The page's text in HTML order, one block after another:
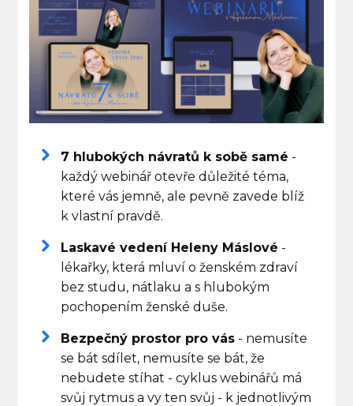
7 hlubokých návratů k sobě samé -
každý webinář otevře důležité téma,
které vás jemně, ale pevně zavede blíž
k vlastní pravdě.
Laskavé vedení Heleny Máslové -
lékařky, která mluví o ženském zdraví
bez studu, nátlaku a s hlubokým
pochopením ženské duše.
Bezpečný prostor pro vás - nemusíte
se bát sdílet, nemusíte se bát, že
nebudete stíhat - cyklus webinářů má
svůj rytmus a vy ten svůj - k jednotlivým